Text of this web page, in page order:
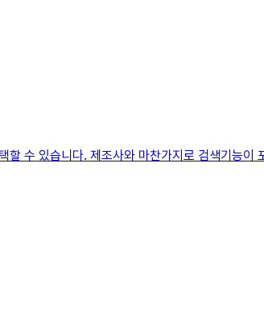
수 있습니다. 제조사와 마찬가지로 검색기능이